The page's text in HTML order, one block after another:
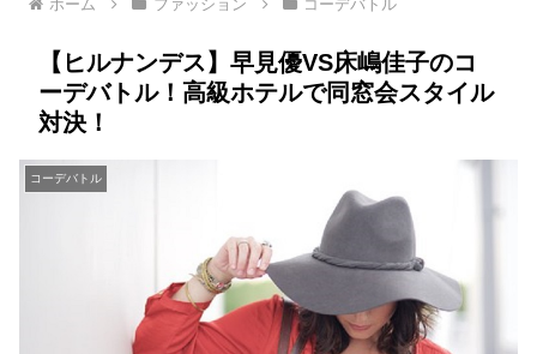
ホーム ファッション コーデバトル
【ヒルナンデス】早見優VS床嶋佳子のコ
ーデバトル！高級ホテルで同窓会スタイル
対決！
コーデバトル